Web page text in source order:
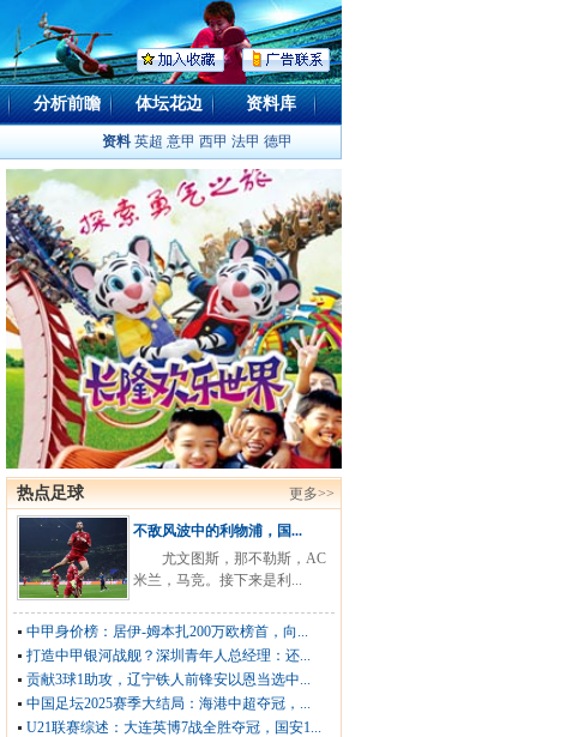
分析前瞻 体坛花边 资料库
资料 英超 意甲 西甲 法甲 德甲
更多>>
热点足球
不敌风波中的利物浦，国...
尤文图斯，那不勒斯，AC
米兰，马竞。接下来是利...
中甲身价榜：居伊-姆本扎200万欧榜首，向...
打造中甲银河战舰？深圳青年人总经理：还...
贡献3球1助攻，辽宁铁人前锋安以恩当选中...
中国足坛2025赛季大结局：海港中超夺冠，...
U21联赛综述：大连英博7战全胜夺冠，国安1...